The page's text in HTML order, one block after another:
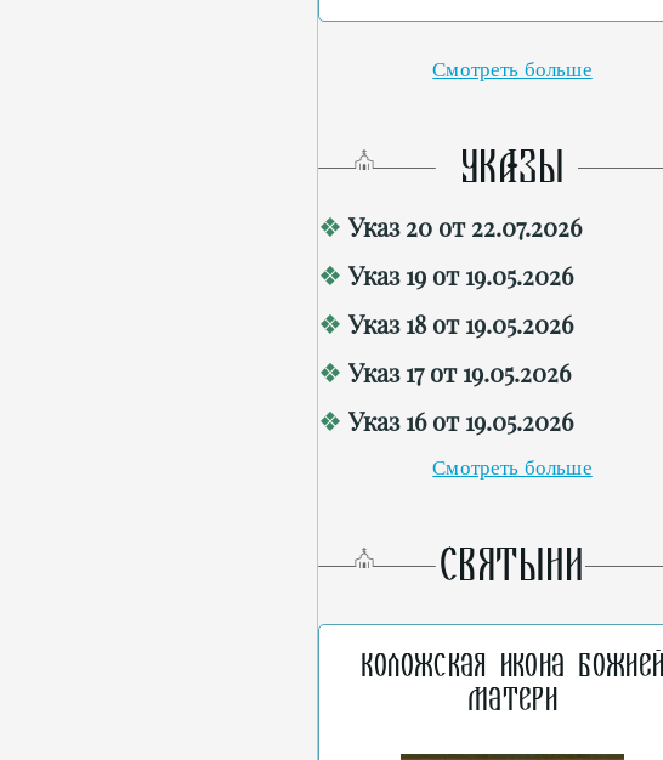
Смотреть больше
УКАЗЫ
Указ 20 от 22.07.2026
Указ 19 от 19.05.2026
Указ 18 от 19.05.2026
Указ 17 от 19.05.2026
Указ 16 от 19.05.2026
Смотреть больше
СВЯТЫНИ
Коложская икона
Матери